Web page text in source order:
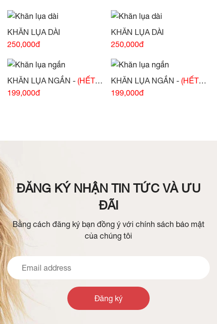
KHĂN LỤA DÀI
250,000đ
KHĂN LỤA DÀI
250,000đ
KHĂN LỤA NGẮN - (HẾT
HÀNG)
199,000đ
KHĂN LỤA NGẮN - (HẾT
HÀNG)
199,000đ
ĐĂNG KÝ NHẬN TIN TỨC VÀ ƯU
ĐÃI
Bằng cách đăng ký bạn đồng ý với chính sách bảo mật
của chúng tôi
Đăng ký